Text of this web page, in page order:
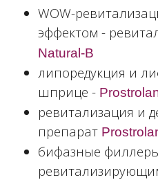
WOW-
эффектом -
Natural-B
липоредукция и
шприце -
ревитализация и
препарат
бифазные